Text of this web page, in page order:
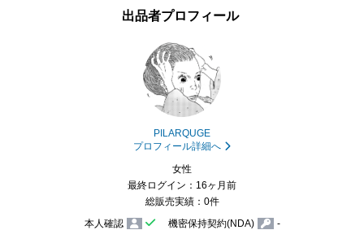
出品者プロフィール
PILARQUGE
プロフィール詳細へ
女性
最終ログイン：16ヶ月前
総販売実績：0件
本人確認
機密保持契約(NDA) -